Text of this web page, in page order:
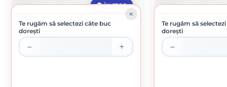
ÎN STOC
Te rugăm să selectezi câte buc
dorești
Te rugăm să
dorești